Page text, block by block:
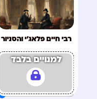
רבי חיים פלאג'י והסניור
למנויים בלבד